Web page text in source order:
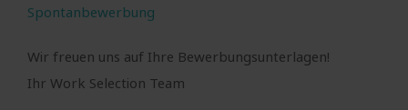
Spontanbewerbung
Wir freuen uns auf Ihre Bewerbungsunterlagen!
Ihr Work Selection Team